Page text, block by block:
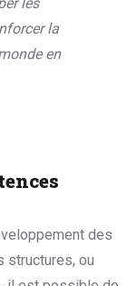
la
en
des
structures, ou